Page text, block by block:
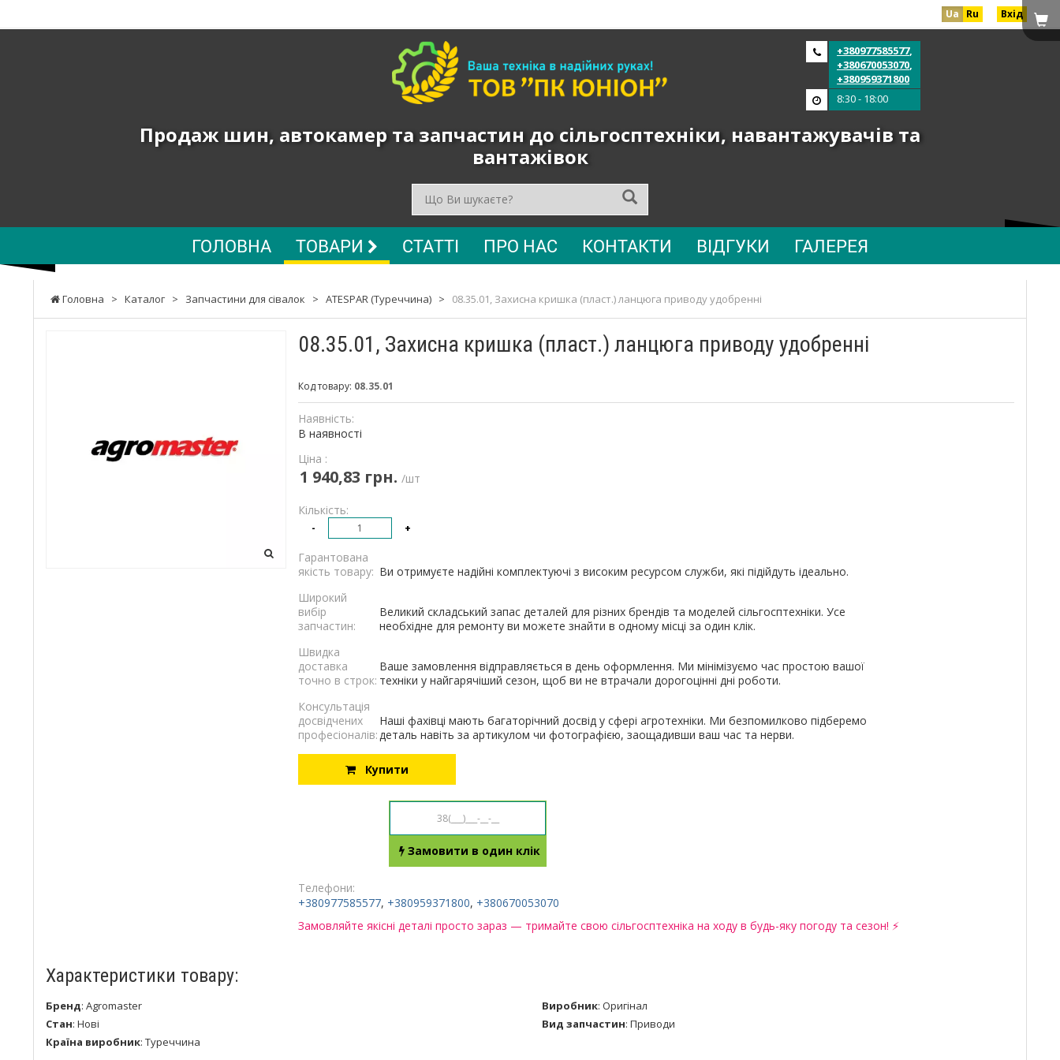
Ua Ru Вхід
та
запчастин
сільгосптехніки,
+380977585577,
+380670053070,
+380959371800
8:30 - 18:00
Продаж шин, автокамер та запчастин до сільгосптехніки, навантажувачів та
вантажівок
ГОЛОВНА ТОВАРИ СТАТТІ ПРО НАС КОНТАКТИ ВІДГУКИ ГАЛЕРЕЯ
Головна > Каталог > Запчастини для сівалок > ATESPAR (Туреччина) > 08.35.01, Захисна кришка (пласт.) ланцюга приводу удобренні
08.35.01, Захисна кришка (пласт.) ланцюга приводу удобренні
Код товару: 08.35.01
Наявність:
В наявності
Ціна :
1 940,83 грн. /шт
Кількість:
- +
Гарантована
якість товару: Ви отримуєте надійні комплектуючі з високим ресурсом служби, які підійдуть ідеально.
Широкий
вибір
запчастин:
Великий складський запас деталей для різних брендів та моделей сільгосптехніки. Усе
необхідне для ремонту ви можете знайти в одному місці за один клік.
Швидка
доставка
точно в строк:
Ваше замовлення відправляється в день оформлення. Ми мінімізуємо час простою вашої
техніки у найгарячіший сезон, щоб ви не втрачали дорогоцінні дні роботи.
Консультація
досвідчених
професіоналів:
Наші фахівці мають багаторічний досвід у сфері агротехніки. Ми безпомилково підберемо
деталь навіть за артикулом чи фотографією, заощадивши ваш час та нерви.
Купити
Замовити в один клік
Телефони:
+380977585577, +380959371800, +380670053070
Замовляйте якісні деталі просто зараз — тримайте свою сільгосптехніка на ходу в будь-яку погоду та сезон! ⚡
Характеристики товару:
Бренд: Agromaster Виробник: Оригінал
Стан: Нові Вид запчастин: Приводи
Країна виробник: Туреччина